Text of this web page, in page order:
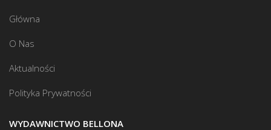
Główna
O Nas
Aktualności
Polityka Prywatności
WYDAWNICTWO BELLONA